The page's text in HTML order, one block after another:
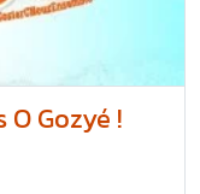
O Gozyé !